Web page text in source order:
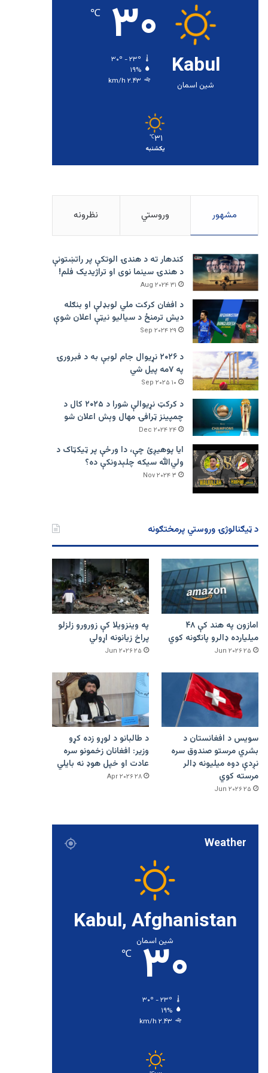
Kabul
شین اسمان
۳۰ ℃
۱۹%
۲.۴۳ km/h
۳۱℃
یکشنبه
مشهور وروستي نظرونه
کندهار ته د هندۍ الوتکې پر راتښتونې
د هندۍ سینما نوی او تراژيديک فلم!
۳۱ Aug ۲۰۲۴
د افغان کرکت ملي لوبډلې او بنګله
دیش ترمنځ د سیالیو نیټې اعلان شوې
۲۹ Sep ۲۰۲۴
د ۲۰۲۶ نړیوال جام لوبې به د فبرورۍ
په ۷مه پیل شي
۱۰ Sep ۲۰۲۵
د کرکټ نړیوالې شورا د ۲۰۲۵ کال د
چمپینز ټرافۍ مهال وېش اعلان شو
۲۴ Dec ۲۰۲۴
ایا پوهیږئ چې، دا ورځې پر ټيکټاک د
ولي‌الله سیکه چلېدونکې ده؟
۳ Nov ۲۰۲۴
د ټیګنالوژۍ وروستي پرمختګونه
امازون په هند کې ۴۸
میلیارده ډالرو پانګونه کوي
۲۵ Jun ۲۰۲۶
په وینزویلا کې زورورو زلزلو
پراخ زیانونه اړولي
۲۵ Jun ۲۰۲۶
سویس د افغانستان د
بشري مرستو صندوق سره
نږدې دوه میلیونه ډالر
مرسته کوي
۲۵ Jun ۲۰۲۶
د طالبانو د لوړو زده کړو
وزیر: افغانان زخمونو سره
عادت او خپل هوډ نه بایلي
۲۸ Apr ۲۰۲۶
Weather
Kabul, Afghanistan
شین اسمان
۳۰ ℃
۱۹%
۲.۴۳ km/h